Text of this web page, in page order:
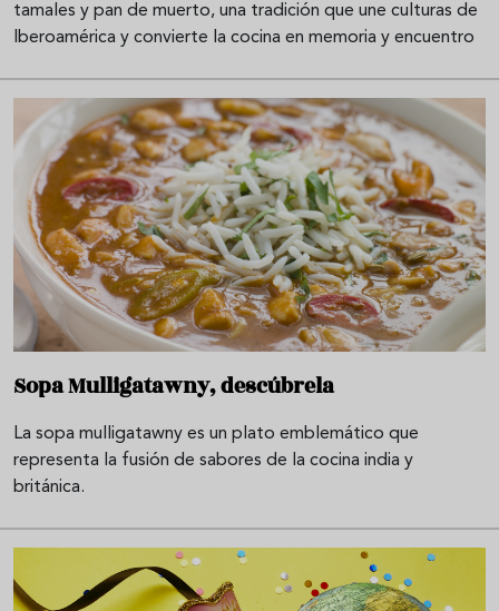
tamales y pan de muerto, una tradición que une culturas de
Iberoamérica y convierte la cocina en memoria y encuentro
Sopa Mulligatawny, descúbrela
La sopa mulligatawny es un plato emblemático que
representa la fusión de sabores de la cocina india y
británica.